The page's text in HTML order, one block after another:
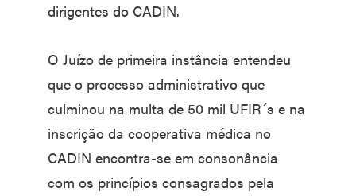
dirigentes do CADIN.
O Juízo de primeira instância entendeu
que o processo administrativo que
culminou na multa de 50 mil UFIR´s e na
inscrição da cooperativa médica no
CADIN encontra-se em consonância
com os princípios consagrados pela